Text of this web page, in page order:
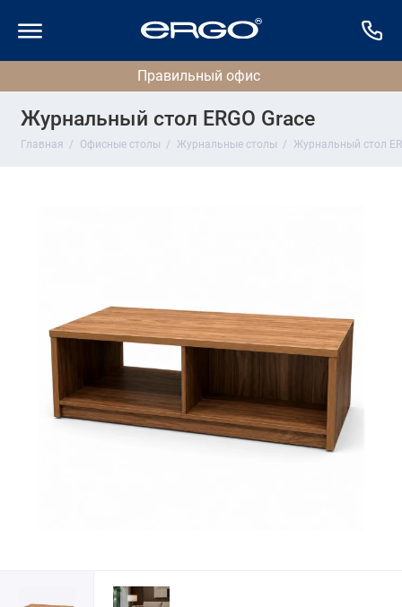
Журнальный стол ERGO Grace
Главная Офисные столы Журнальные столы Журнальный стол